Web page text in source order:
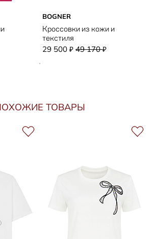
BOGNER
Кроссовки из кожи и
текстиля
29 500 ₽ 49 170₽
ТОВАРЫ